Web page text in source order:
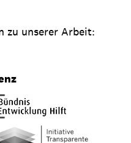
zu unserer Arbeit: